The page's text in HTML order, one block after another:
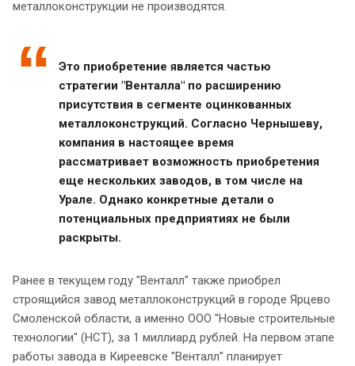
металлоконструкции не производятся.
Это приобретение является частью
стратегии "Венталла" по расширению
присутствия в сегменте оцинкованных
металлоконструкций. Согласно Чернышеву,
компания в настоящее время
рассматривает возможность приобретения
еще нескольких заводов, в том числе на
Урале. Однако конкретные детали о
потенциальных предприятиях не были
раскрыты.
Ранее в текущем году "Венталл" также приобрел
строящийся завод металлоконструкций в городе Ярцево
Смоленской области, а именно ООО "Новые строительные
технологии" (НСТ), за 1 миллиард рублей. На первом этапе
работы завода в Киреевске "Венталл" планирует